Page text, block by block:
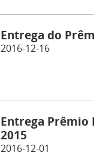
Entrega do
2016-12-16
Entrega Prêmio
2015
2016-12-01